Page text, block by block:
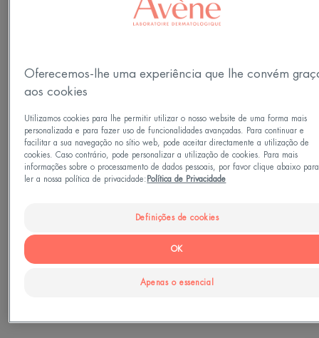
3-em-1: Intensifica, separa e curva.
Perfeito para
Adultos
A partir de 16 ano(s)
Oferecemos-lhe uma experiência que lhe convém
aos cookies
Utilizamos cookies para lhe permitir utilizar o nosso website de uma forma mais
personalizada e para fazer uso de funcionalidades avançadas. Para continuar e
facilitar a sua navegação no sítio web, pode aceitar directamente a utilização de
cookies. Caso contrário, pode personalizar a utilização de cookies. Para mais
informações sobre o processamento de dados pessoais, por favor clique abaixo para
ler a nossa política de privacidade: Política de Privacidade
Definições de cookies
Apenas o essencial
OK